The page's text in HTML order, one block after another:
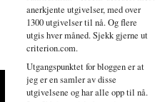
anerkjente utgivelser, med over
1300 utgivelser til nå. Og flere
utgis hver måned. Sjekk gjerne ut
criterion.com.
Utgangspunktet for bloggen er at
jeg er en samler av disse
utgivelsene og har alle opp til nå.